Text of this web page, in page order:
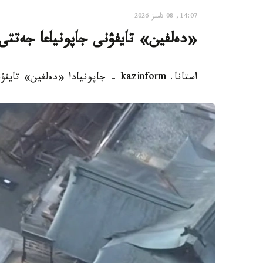
14:07, 08 تامىز 2026
«دەلفين» تايفۋنى جاپونياعا جەتتى: 500 دەن استام رەيس
استانا. kazinform - جاپونيادا «دەلفين» تايفۋنىنا بايلانىستى 500 دەن استام اۋە رەيسى توقتاتىلدى.